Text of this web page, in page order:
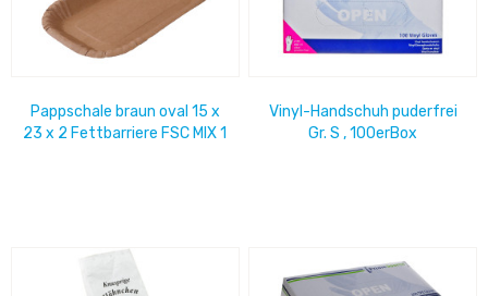
Pappschale braun oval 15 x
23 x 2 Fettbarriere FSC MIX 1
Vinyl-Handschuh puderfrei
Gr. S , 100erBox